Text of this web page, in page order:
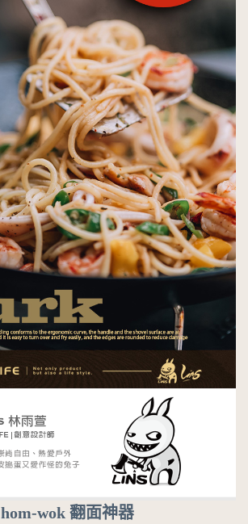
hom-wok 翻面神器